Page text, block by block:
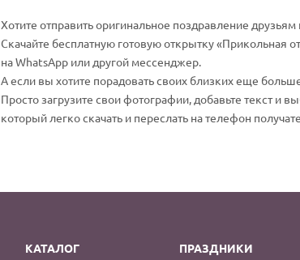
Хотите отправить оригинальное поздравление
Скачайте бесплатную готовую открытку «Прикольная
на WhatsApp или другой мессенджер.
А если вы хотите порадовать своих близких еще
Просто загрузите свои фотографии, добавьте текст
который легко скачать и переслать на телефон
КАТАЛОГ
ПРАЗДНИКИ